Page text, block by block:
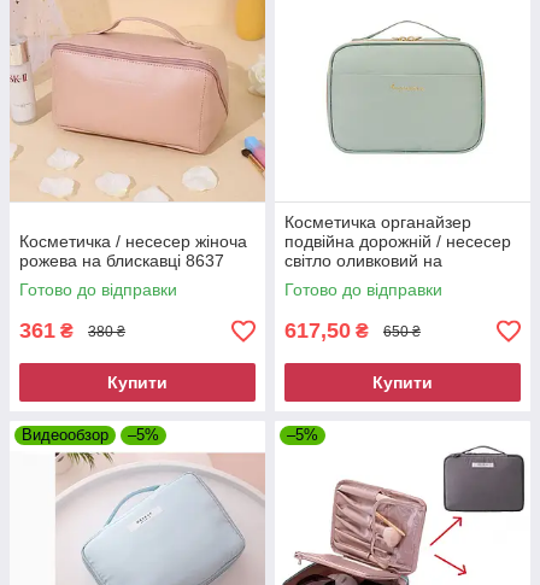
Косметичка / несесер жіноча
рожева на блискавці 8637
Готово до відправки
361 ₴ 380 ₴
Купити
Косметичка органайзер
подвійна дорожній / несесер
світло оливковий на
золотистій блискавці 8631
Готово до відправки
617,50 ₴ 650 ₴
Купити
Видеообзор –5% –5%